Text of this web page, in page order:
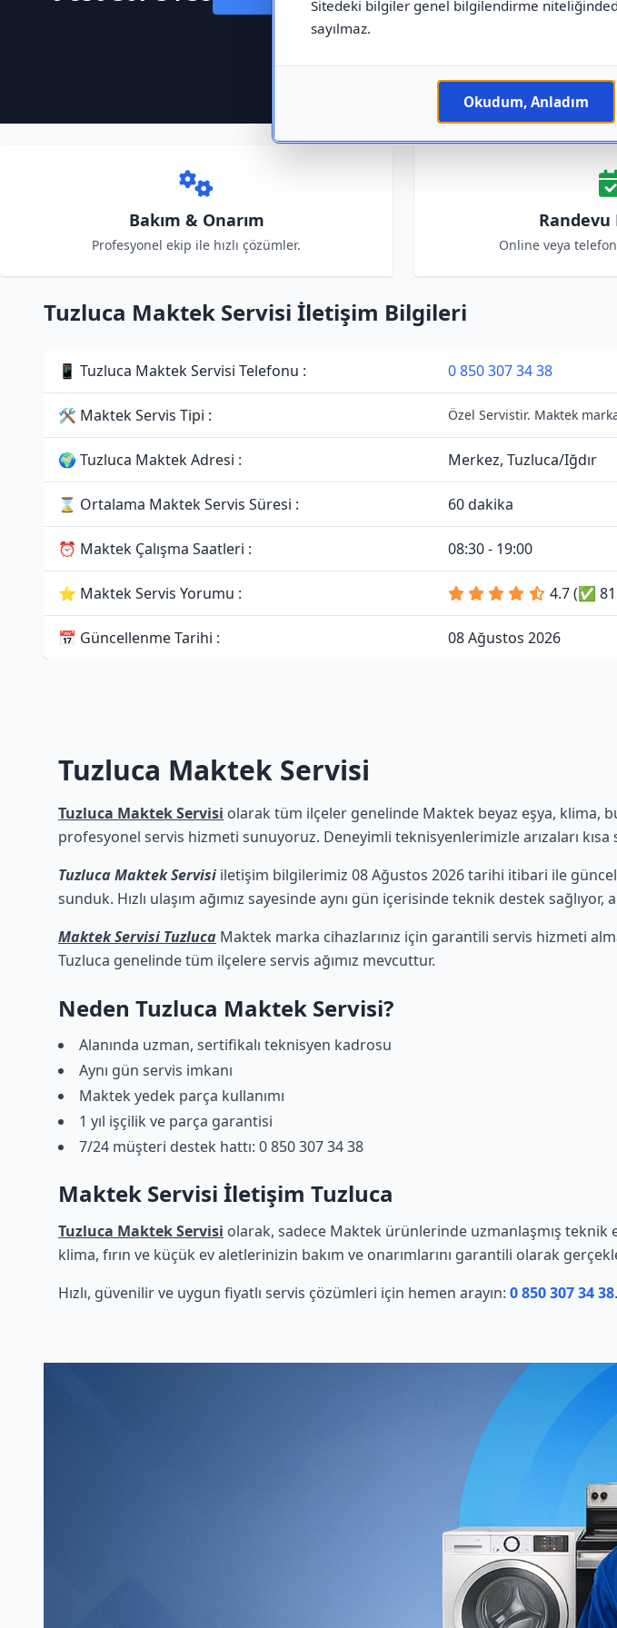
Sitedeki bilgiler genel bilgilendirme
sayılmaz.
Okudum, Anladım
Bakım & Onarım
Profesyonel ekip ile hızlı çözümler.
Randevu
Online veya
Tuzluca Maktek Servisi İletişim Bilgileri
📱 Tuzluca Maktek Servisi Telefonu : 0 850 307 34 38
🛠 Maktek Servis Tipi : Özel Servistir. Maktek
🌍 Tuzluca Maktek Adresi : Merkez, Tuzluca/Iğdır
⌛ Ortalama Maktek Servis Süresi : 60 dakika
⏰ Maktek Çalışma Saatleri : 08:30 - 19:00
⭐ Maktek Servis Yorumu : 4.7 (✅
📅 Güncellenme Tarihi : 08 Ağustos 2026
Tuzluca Maktek Servisi
Tuzluca Maktek Servisi olarak tüm ilçeler genelinde Maktek beyaz eşya, klima,
profesyonel servis hizmeti sunuyoruz. Deneyimli teknisyenlerimizle arızaları
Tuzluca Maktek Servisi iletişim bilgilerimiz 08 Ağustos 2026 tarihi itibari ile
sunduk. Hızlı ulaşım ağımız sayesinde aynı gün içerisinde teknik destek
Maktek Servisi Tuzluca Maktek marka cihazlarınız için garantili servis hizmeti
Tuzluca genelinde tüm ilçelere servis ağımız mevcuttur.
Neden Tuzluca Maktek Servisi?
Alanında uzman, sertifikalı teknisyen kadrosu
Aynı gün servis imkanı
Maktek yedek parça kullanımı
1 yıl işçilik ve parça garantisi
7/24 müşteri destek hattı: 0 850 307 34 38
Maktek Servisi İletişim Tuzluca
Tuzluca Maktek Servisi olarak, sadece Maktek ürünlerinde uzmanlaşmış teknik
klima, fırın ve küçük ev aletlerinizin bakım ve onarımlarını garantili olarak
Hızlı, güvenilir ve uygun fiyatlı servis çözümleri için hemen arayın: 0 850 307 34 38.